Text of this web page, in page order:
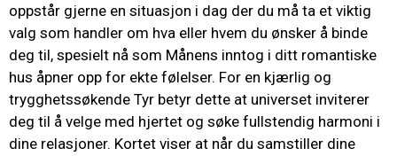
oppstår gjerne en situasjon i dag der du må ta et viktig
valg som handler om hva eller hvem du ønsker å binde
deg til, spesielt nå som Månens inntog i ditt romantiske
hus åpner opp for ekte følelser. For en kjærlig og
trygghetssøkende Tyr betyr dette at universet inviterer
deg til å velge med hjertet og søke fullstendig harmoni i
dine relasjoner. Kortet viser at når du samstiller dine